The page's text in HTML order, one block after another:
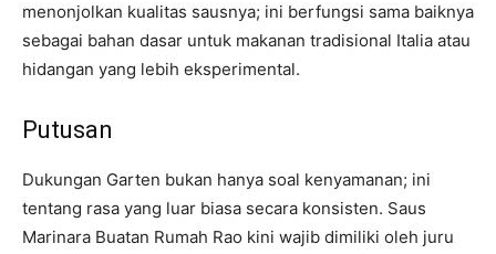
menonjolkan kualitas sausnya; ini berfungsi sama baiknya
sebagai bahan dasar untuk makanan tradisional Italia atau
hidangan yang lebih eksperimental.
Putusan
Dukungan Garten bukan hanya soal kenyamanan; ini
tentang rasa yang luar biasa secara konsisten. Saus
Marinara Buatan Rumah Rao kini wajib dimiliki oleh juru